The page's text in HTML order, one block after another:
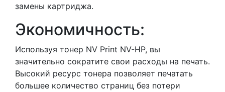
замены картриджа.
Экономичность:
Используя тонер NV Print NV-HP, вы
значительно сократите свои расходы на печать.
Высокий ресурс тонера позволяет печатать
большее количество страниц без потери